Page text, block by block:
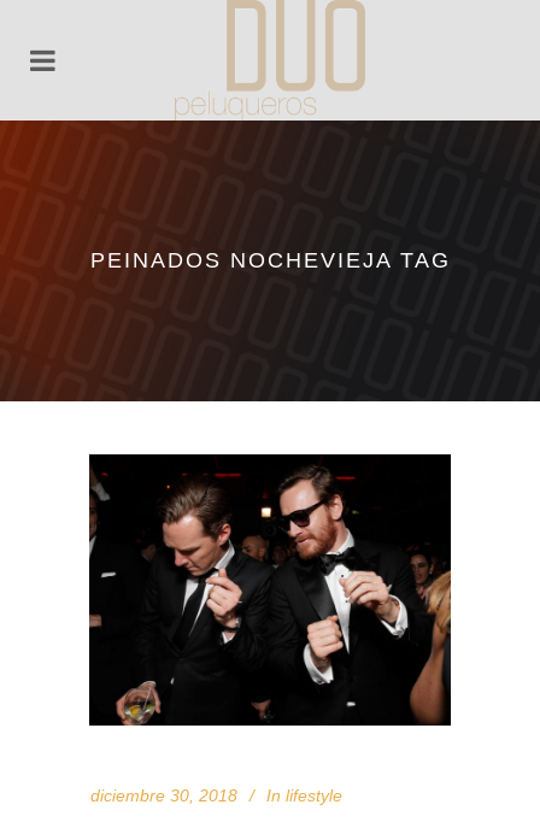
PEINADOS NOCHEVIEJA TAG
diciembre 30, 2018 In lifestyle